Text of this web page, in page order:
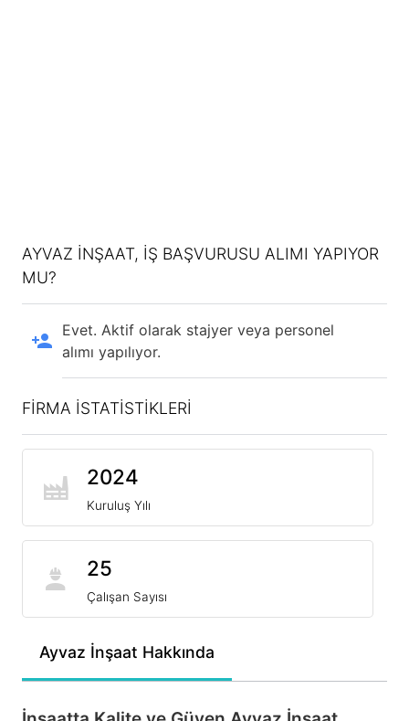
Ayvaz İnşaat Hakkında
AYVAZ İNŞAAT, IŞ BAŞVURUSU ALIMI YAPIYOR
MU?
Evet. Aktif olarak stajyer veya personel
alımı yapılıyor.
FİRMA İSTATİSTİKLERİ
2024
Kuruluş Yılı
25
Çalışan Sayısı